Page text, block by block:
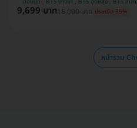
9,699 บาท15,000 บาท ประหยัด 35%
หน้ารวม